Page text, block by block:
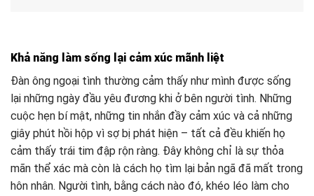
Khả năng làm sống lại cảm xúc mãnh liệt
Đàn ông ngoại tình thường cảm thấy như mình được sống
lại những ngày đầu yêu đương khi ở bên người tình. Những
cuộc hẹn bí mật, những tin nhắn đầy cảm xúc và cả những
giây phút hồi hộp vì sợ bị phát hiện – tất cả đều khiến họ
cảm thấy trái tim đập rộn ràng. Đây không chỉ là sự thỏa
mãn thể xác mà còn là cách họ tìm lại bản ngã đã mất trong
hôn nhân. Người tình, bằng cách nào đó, khéo léo làm cho